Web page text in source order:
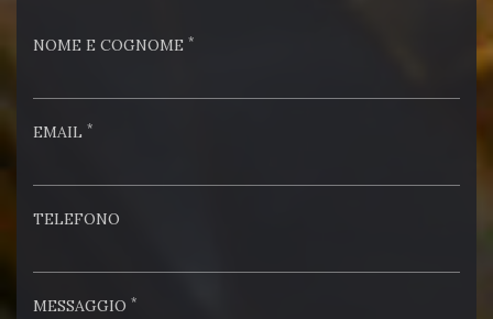
NOME E COGNOME *
EMAIL *
TELEFONO
MESSAGGIO *